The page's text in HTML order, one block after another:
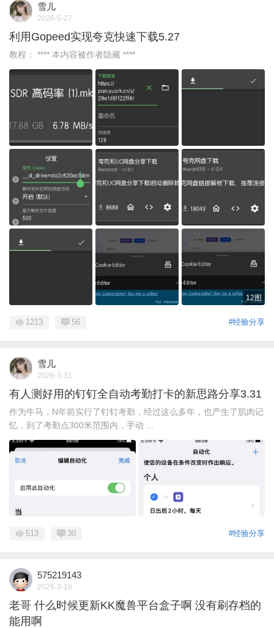
雪儿
2026-5-27
利用Gopeed实现夸克快速下载5.27
教程： **** 本内容被作者隐藏 ****
12图
#经验分享
1213 56
雪儿
2026-3-31
有人测好用的钉钉全自动考勤打卡的新思路分享3.31
作为牛马，N年前实行了钉钉考勤，经过这么多年，也产生了肌肉记
忆，到了考勤点300米范围内，手动 ...
#经验分享
513 30
575219143
2026-3-16
老哥 什么时候更新KK魔兽平台盒子啊 没有刷存档的
能用啊